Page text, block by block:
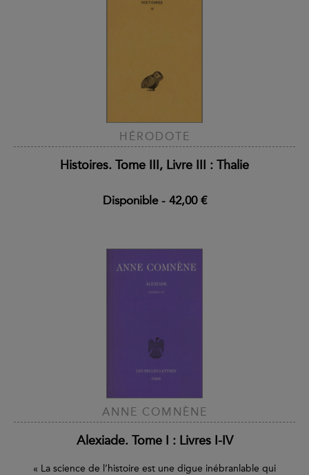
HÉRODOTE
Histoires. Tome III, Livre III : Thalie
Disponible- 42,00 €
ANNE COMNÈNE
Alexiade. Tome I : Livres I-IV
« La science de l’histoire est une digue inébranlable qui